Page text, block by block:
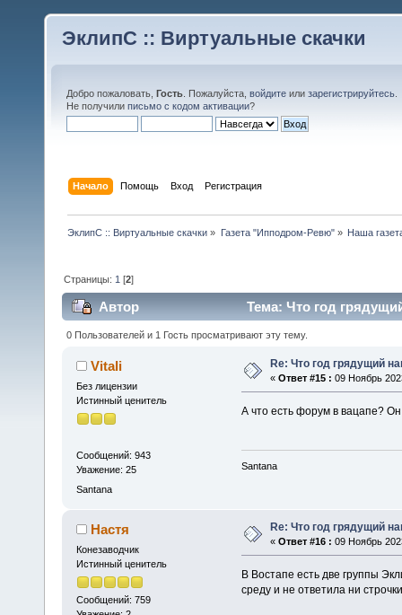
ЭклипС :: Виртуальные скачки
Добро пожаловать, Гость . Пожалуйста, войдите или зарегистрируйтесь
Не получили письмо с кодом активации?
Начало Помощь Вход Регистрация
ЭклипС :: Виртуальные скачки » Газета "Ипподром-Ревю"» Наша
Страницы: 1 [2]
Автор Тема: Что год
0 Пользователей и 1 Гость просматривают эту тему.
Vitali
Без лицензии
Истинный ценитель
Сообщений: 943
Уважение: 25
Santana
Re: Что год грядущий
« Ответ #15 : 09 Ноябрь
А что есть форум в вацапе?
Santana
Настя
Конезаводчик
Истинный ценитель
Сообщений: 759
Re: Что год грядущий
« Ответ #16 : 09 Ноябрь
В Востапе есть две группы
среду и не ответила ни